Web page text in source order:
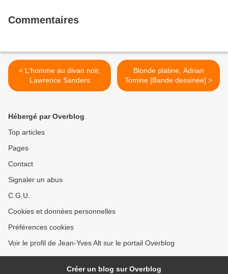
Commentaires
< L'homme au divan noir,
Lawrence Sanders
Blonde platine, Adrian
Tomine [Bande dessinée] >
Hébergé par Overblog
Top articles
Pages
Contact
Signaler un abus
C.G.U.
Cookies et données personnelles
Préférences cookies
Voir le profil de Jean-Yves Alt sur le portail Overblog
Créer un blog sur Overblog